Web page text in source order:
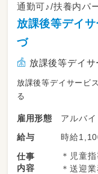
通勤可♪/扶養内パ
放課後等デイ
づ
放課後等デイサ
放課後等デイサービ
る
雇用形態
アルバイ
給与
時給
仕事
内容
＊児童
＊送迎業